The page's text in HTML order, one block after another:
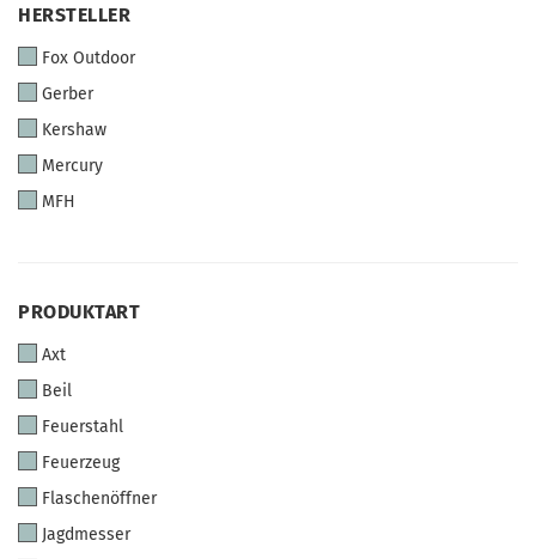
HERSTELLER
HERSTELLER
Fox Outdoor
Gerber
Kershaw
Mercury
MFH
PRODUKTART
PRODUKTART
Axt
Beil
Feuerstahl
Feuerzeug
Flaschenöffner
Jagdmesser